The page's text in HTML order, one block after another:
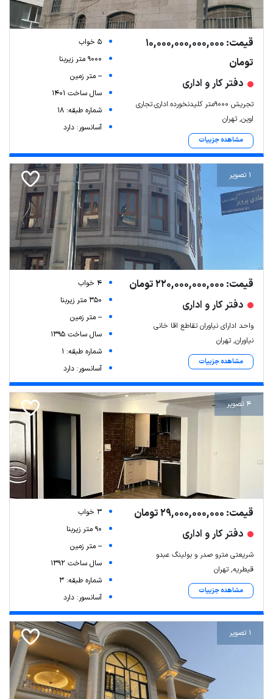
قیمت: 10,000,000,000,000
تومان
دفتر کار و اداری
تجریش 9000متر کلیدنخورده.اداری.تجاری
اوین, تهران
مشاهده جزییات
5 خواب
9000 متر زیربنا
-- متر زمین
سال ساخت 1401
شماره طبقه: 18
آسانسور: دارد
1 تصویر
قیمت: 220,000,000,000 تومان
دفتر کار و اداری
واحد ادارای نیاوران تقاطع اقا خانی
نیاوران, تهران
مشاهده جزییات
4 خواب
350 متر زیربنا
-- متر زمین
سال ساخت 1395
شماره طبقه: 1
آسانسور: دارد
4 تصویر
قیمت: 29,000,000,000 تومان
دفتر کار و اداری
شریعتی مترو صدر و بولینگ عبدو
قیطریه, تهران
مشاهده جزییات
3 خواب
90 متر زیربنا
-- متر زمین
سال ساخت 1392
شماره طبقه: 3
آسانسور: دارد
1 تصویر